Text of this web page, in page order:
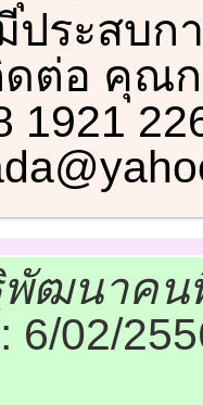
ประสบก
ดต่อ คุณ
1921
ฒนาคน
: 6/02/